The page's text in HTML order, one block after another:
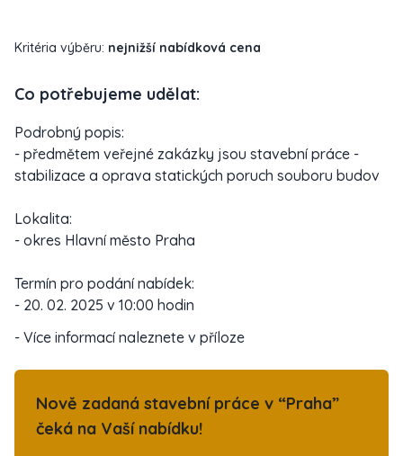
Kritéria výběru: nejnižší nabídková cena
Co potřebujeme udělat:
Podrobný popis:
- předmětem veřejné zakázky jsou stavební práce -
stabilizace a oprava statických poruch souboru budov
Lokalita:
- okres Hlavní město Praha
Termín pro podání nabídek:
- 20. 02. 2025 v 10:00 hodin
- Více informací naleznete v příloze
Nově zadaná stavební práce v “Praha”
čeká na Vaší nabídku!